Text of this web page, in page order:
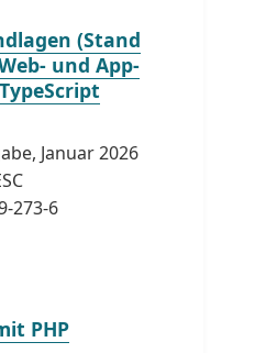
(Stand
und App-
Januar 2026
273-6
PHP